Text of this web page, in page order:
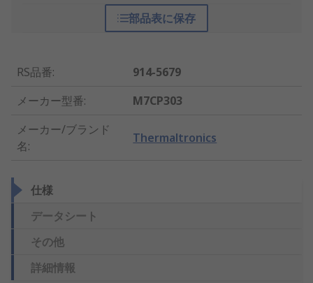
部品表に保存
RS品番:
914-5679
メーカー型番:
M7CP303
メーカー/ブランド
名:
Thermaltronics
仕様
データシート
その他
詳細情報